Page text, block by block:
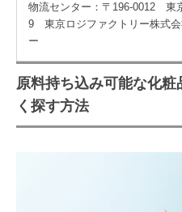
物流センター：〒196‐0012 東
9 東京ロジファクトリー株式
ー
原料持ち込み可能な化粧
く探す方法